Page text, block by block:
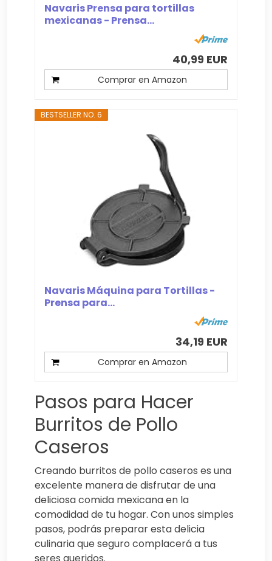
Navaris Prensa para tortillas
mexicanas - Prensa...
40,99 EUR
Comprar en Amazon
BESTSELLER NO. 6
Navaris Máquina para Tortillas -
Prensa para...
34,19 EUR
Comprar en Amazon
Pasos para Hacer
Burritos de Pollo
Caseros
Creando burritos de pollo caseros es una
excelente manera de disfrutar de una
deliciosa comida mexicana en la
comodidad de tu hogar. Con unos simples
pasos, podrás preparar esta delicia
culinaria que seguro complacerá a tus
seres queridos.